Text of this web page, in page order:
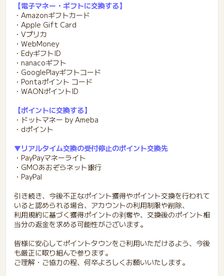
【電子マネー・ギフトに交換する】
・Amazonギフトカード
・Apple Gift Card
・Vプリカ
・WebMoney
・EdyギフトID
・nanacoギフト
・GooglePlayギフトコード
・Pontaポイント コード
・WAONポイントID
【ポイントに交換する】
・ドットマネー by Ameba
・dポイント
▼リアルタイム交換の受付停止のポイント交換先
・PayPayマネーライト
・GMOあおぞらネット銀行
・PayPal
引き続き、今後不正なポイント獲得やポイント交換を行われて
いると認められる場合、アカウントの利用制限や削除、
利用規約に基づく獲得ポイントの剥奪や、交換後のポイント相
当分の返金を求める可能性がございます。
皆様に安心してポイントタウンをご利用いただけるよう、今後
も厳正に取り組んで参ります。
ご理解・ご協力の程、何卒よろしくお願いいたします。